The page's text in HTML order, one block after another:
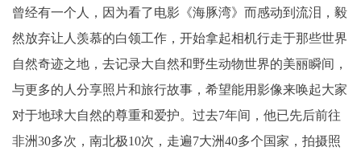
曾经有一个人，因为看了电影《海豚湾》而感动到流泪，毅
然放弃让人羡慕的白领工作，开始拿起相机行走于那些世界
自然奇迹之地，去记录大自然和野生动物世界的美丽瞬间，
与更多的人分享照片和旅行故事，希望能用影像来唤起大家
对于地球大自然的尊重和爱护。过去7年间，他已先后前往
非洲30多次，南北极10次，走遍7大洲40多个国家，拍摄照